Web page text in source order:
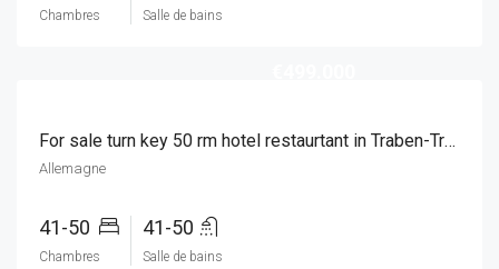
Chambres Salle de bains
For sale turn key 50 rm hotel restaurtant in Traben-Trarbach, Germany!
Allemagne
41-50
Chambres
41-50
Salle de bains